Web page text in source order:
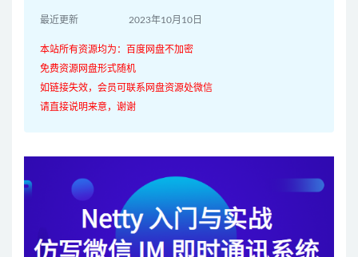
最近更新 2023年10月10日
本站所有资源均为：百度网盘不加密
免费资源网盘形式随机
如链接失效，会员可联系网盘资源处微信
请直接说明来意，谢谢